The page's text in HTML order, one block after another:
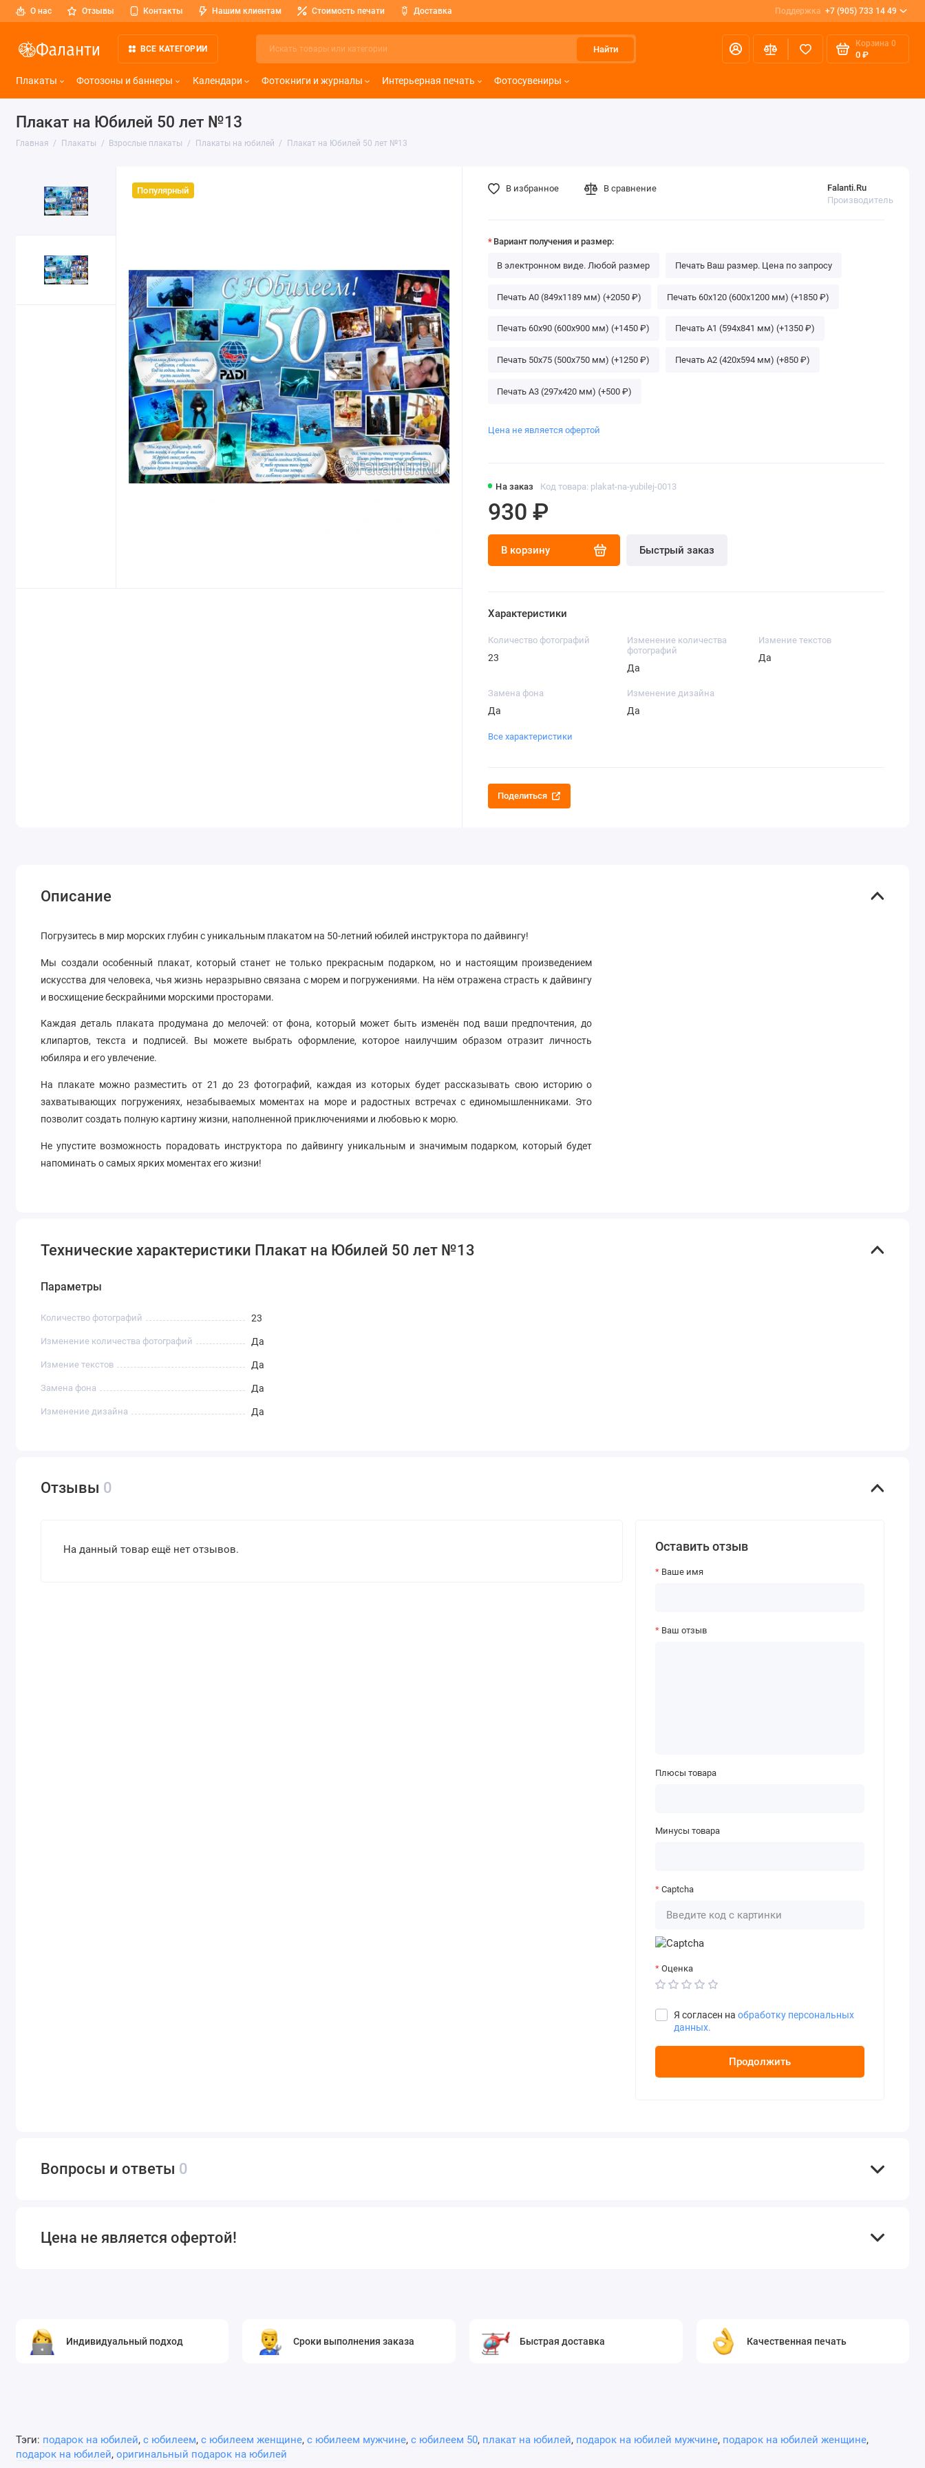
О нас Отзывы Контакты Нашим клиентам Стоимость печати Доставка Поддержка +7 (905) 733 14 49
ВСЕ КАТЕГОРИИ Найти
Корзина 0
0 ₽
Плакаты Фотозоны и баннеры Календари Фотокниги и журналы Интерьерная печать Фотосувениры
Плакат на Юбилей 50 лет №13
Главная Плакаты Взрослые плакаты Плакаты на юбилей Плакат на Юбилей 50 лет №13
Популярный
На заказ Код товара: plakat-na-yubilej-0013
Falanti.Ru
Производитель
930 ₽
В корзину Быстрый заказ
В избранное В сравнение
Вариант получения и размер:
В электронном виде. Любой размер Печать Ваш размер. Цена по запросу
Печать А0 (849х1189 мм) (+2050 ₽) Печать 60х120 (600х1200 мм) (+1850 ₽)
Печать 60х90 (600х900 мм) (+1450 ₽) Печать А1 (594х841 мм) (+1350 ₽)
Печать 50х75 (500х750 мм) (+1250 ₽) Печать A2 (420х594 мм) (+850 ₽)
Печать A3 (297х420 мм) (+500 ₽)
Цена не является офертой
Характеристики
Количество фотографий
23
Изменение количества
фотографий
Да
Измение текстов
Да
Замена фона
Да
Изменение дизайна
Да
Все характеристики
Поделиться
Описание
Погрузитесь в мир морских глубин с уникальным плакатом на 50-летний юбилей инструктора по дайвингу!
Мы создали особенный плакат, который станет не только прекрасным подарком, но и настоящим произведением
искусства для человека, чья жизнь неразрывно связана с морем и погружениями. На нём отражена страсть к дайвингу
и восхищение бескрайними морскими просторами.
Каждая деталь плаката продумана до мелочей: от фона, который может быть изменён под ваши предпочтения, до
клипартов, текста и подписей. Вы можете выбрать оформление, которое наилучшим образом отразит личность
юбиляра и его увлечение.
На плакате можно разместить от 21 до 23 фотографий, каждая из которых будет рассказывать свою историю о
захватывающих погружениях, незабываемых моментах на море и радостных встречах с единомышленниками. Это
позволит создать полную картину жизни, наполненной приключениями и любовью к морю.
Не упустите возможность порадовать инструктора по дайвингу уникальным и значимым подарком, который будет
напоминать о самых ярких моментах его жизни!
Технические характеристики Плакат на Юбилей 50 лет №13
Параметры
Количество фотографий 23
Изменение количества фотографий Да
Измение текстов Да
Замена фона Да
Изменение дизайна Да
Отзывы 0
На данный товар ещё нет отзывов. Оставить отзыв
Ваше имя
Ваш отзыв
Плюсы товара
Минусы товара
Captcha
Оценка
Я согласен наобработку персональных
данных.
Продолжить
Вопросы и ответы 0
Цена не является офертой!
Индивидуальный подход Сроки выполнения заказа Быстрая доставка Качественная печать
Тэги: подарок на юбилей, с юбилеем, с юбилеем женщине, с юбилеем мужчине, с юбилеем 50, плакат на юбилей, подарок на юбилей мужчине, подарок на юбилей женщине,
подарок на юбилей, оригинальный подарок на юбилей